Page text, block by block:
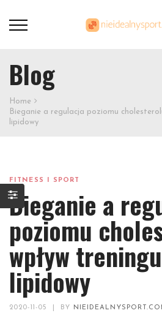
Blog
Home
Bieganie a regulacja poziomu
lipidowy
FITNESS I SPORT
Bieganie a
poziomu
wpływ
lipidowy
2020-11-05 BY